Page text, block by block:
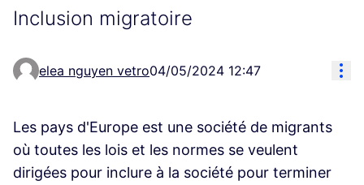
Inclusion migratoire
elea nguyen vetro04/05/2024 12:47
Les pays d'Europe est une société de migrants
où toutes les lois et les normes se veulent
dirigées pour inclure à la société pour terminer